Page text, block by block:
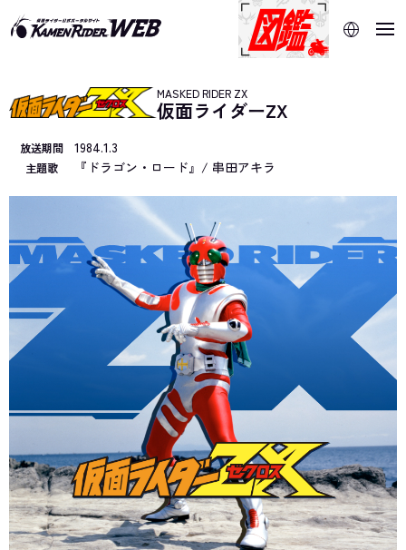
当サイトでは、機械的な自動翻訳サービスを使用していま
す。指定した言語に切り替わらないページは、ブラウザの翻
訳機能をご利用ください。
MASKED RIDER ZX
仮面ライダーZX
放送期間 1984.1.3
主題歌 『ドラゴン・ロード』/ 串田アキラ